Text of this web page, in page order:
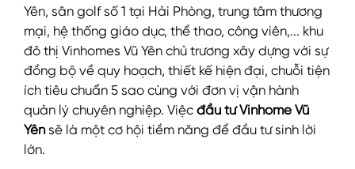
Yên, sân golf số 1 tại Hải Phòng, trung tâm thương
mại, hệ thống giáo dục, thể thao, công viên,... khu
đô thị Vinhomes Vũ Yên chủ trương xây dựng với sự
đồng bộ về quy hoạch, thiết kế hiện đại, chuỗi tiện
ích tiêu chuẩn 5 sao cùng với đơn vị vận hành
quản lý chuyên nghiệp. Việc đầu tư Vinhome Vũ
Yênsẽ là một cơ hội tiềm năng để đầu tư sinh lời
lớn.